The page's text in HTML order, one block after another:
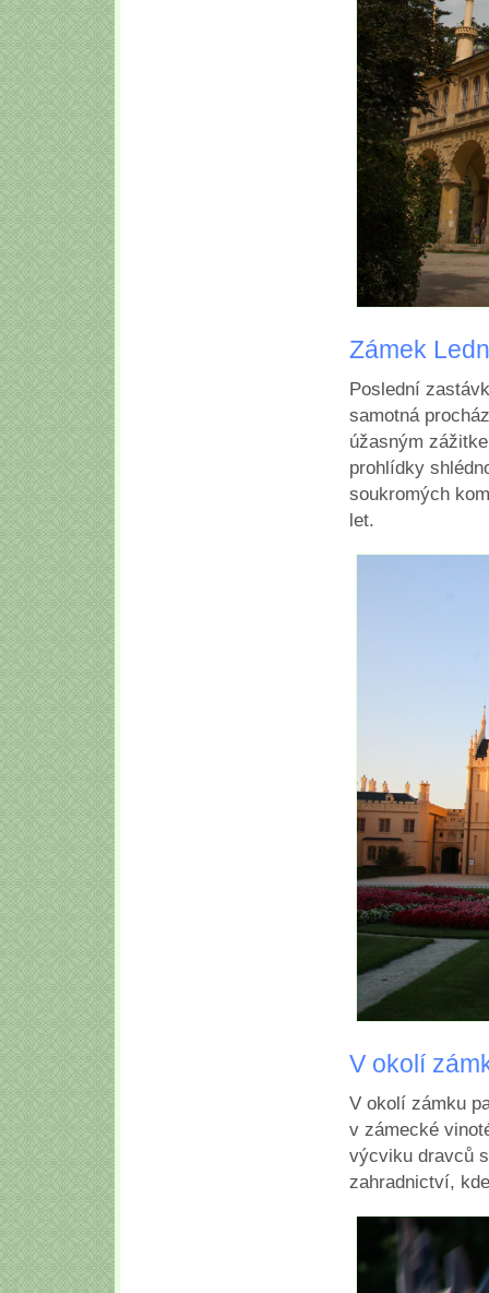
Zámek
Poslední
samotná
úžasným
prohlídky
soukromých
let.
V okolí
V okolí zámku
v zámecké
výcviku dravců
zahradnictví,